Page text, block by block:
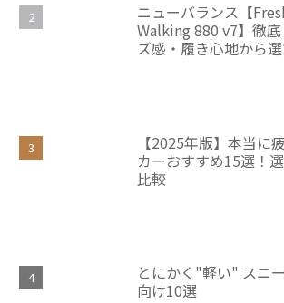
ニューバランス【
Walking 880 v7】徹
ズ感・履き心地から
【2025年版】本当に
カーおすすめ15選！
比較
とにかく"軽い" スニ
向け10選